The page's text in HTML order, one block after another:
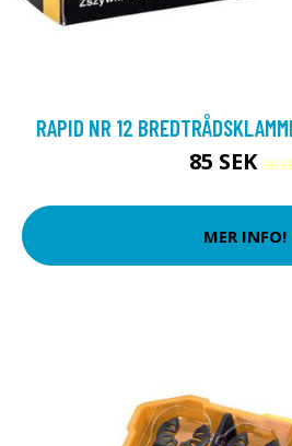
RAPID NR 12
85 SEK90
MER INFO!